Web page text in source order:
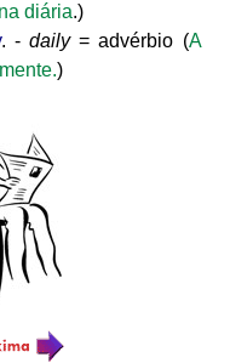
diária.)
. -daily= advérbio (A
)